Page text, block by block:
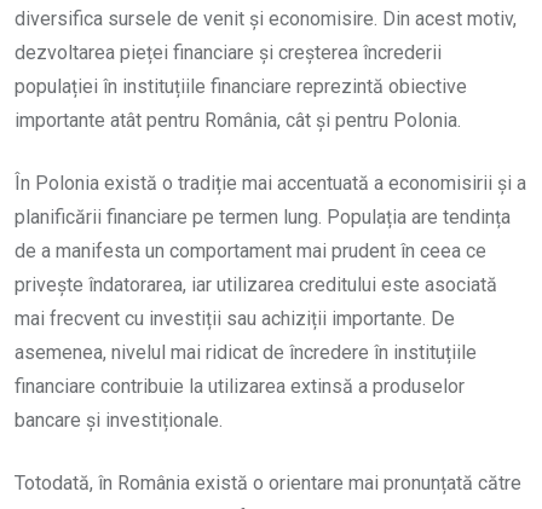
diversifica sursele de venit și economisire. Din acest motiv,
dezvoltarea pieței financiare și creșterea încrederii
populației în instituțiile financiare reprezintă obiective
importante atât pentru România, cât și pentru Polonia.
În Polonia există o tradiție mai accentuată a economisirii și a
planificării financiare pe termen lung. Populația are tendința
de a manifesta un comportament mai prudent în ceea ce
privește îndatorarea, iar utilizarea creditului este asociată
mai frecvent cu investiții sau achiziții importante. De
asemenea, nivelul mai ridicat de încredere în instituțiile
financiare contribuie la utilizarea extinsă a produselor
bancare și investiționale.
Totodată, în România există o orientare mai pronunțată către